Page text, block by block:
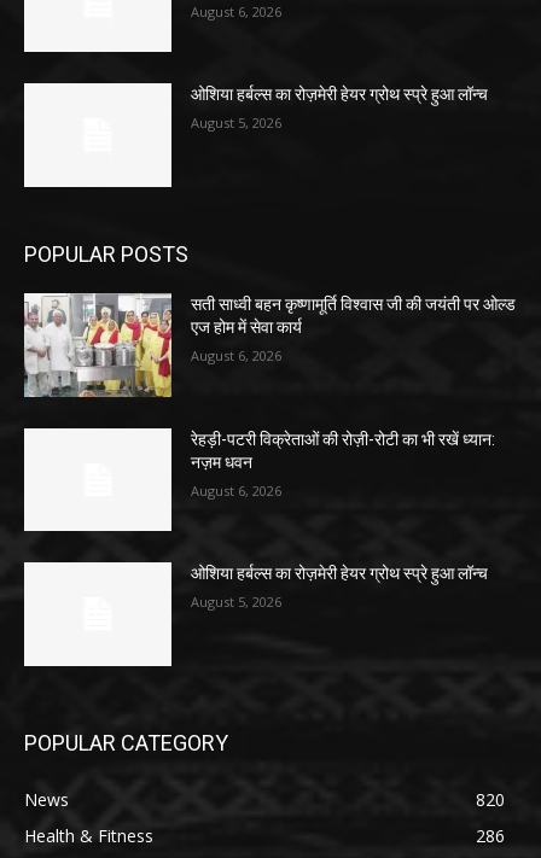
August 6, 2026
ओशिया हर्बल्स का रोज़मेरी हेयर ग्रोथ स्प्रे हुआ लॉन्च
August 5, 2026
POPULAR POSTS
सती साध्वी बहन कृष्णामूर्ति विश्वास जी की जयंती पर ओल्ड
एज होम में सेवा कार्य
August 6, 2026
रेहड़ी-पटरी विक्रेताओं की रोज़ी-रोटी का भी रखें ध्यान:
नज़म धवन
August 6, 2026
ओशिया हर्बल्स का रोज़मेरी हेयर ग्रोथ स्प्रे हुआ लॉन्च
August 5, 2026
POPULAR CATEGORY
News
820
Health & Fitness
286